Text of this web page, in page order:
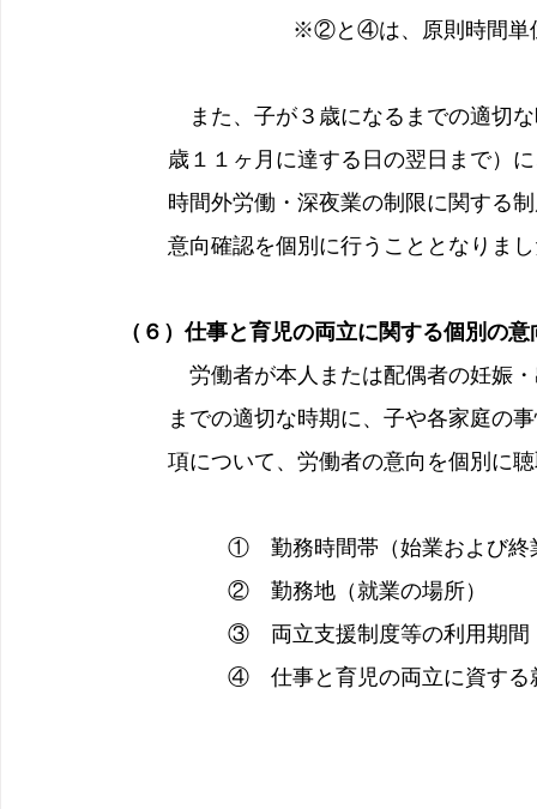
※②と④は、原則時間単位で取
また、子が３歳になるまでの適切
歳１１ヶ月に達する日の翌日まで）
時間外労働・深夜業の制限に関する
意向確認を個別に行うこととなりま
（６）仕事と育児の両立に関する個別の
労働者が本人または配偶者の妊娠
までの適切な時期に、子や各家庭の
項について、労働者の意向を個別に
①　勤務時間帯（始業および終業
②　勤務地（就業の場所）
③　両立支援制度等の利用期間
④　仕事と育児の両立に資する就業